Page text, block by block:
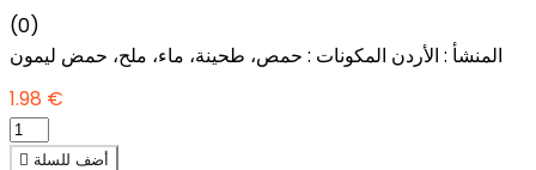
(0)
المنشأ : الأردن المكونات : حمص، طحينة، ماء، ملح، حمض ليمون
1.98 €
 أضف للسلة